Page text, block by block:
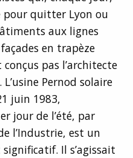
quitter Lyon ou
aux lignes
en trapèze
pas l’architecte
Pernod solaire
juin 1983,
jour de l’été, par
l’Industrie, est un
Il s’agissait